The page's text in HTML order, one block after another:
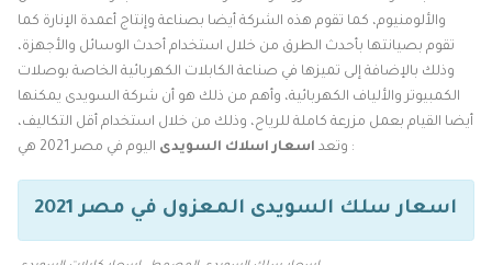
والألومنيوم، كما تقوم هذه الشركة أيضا بصناعة وإنتاج أعمدة الإنارة كما
تقوم بصيانتها بأحدث الطرق من خلال استخدام أحدث الوسائل والأجهزة،
وذلك بالإضافة إلى تميزها في صناعة الكابلات الكهربائية الخاصة بوصلات
الكمبيوتر والألياف الكهربائية، وأهم من ذلك هو أن شركة السويدى يمكنها
أيضا القيام بعمل مزرعة كاملة للرياح، وذلك من خلال استخدام أقل التكاليف،
وتعد اسعار اسلاك السويدى اليوم في مصر 2021 هي :
اسعار سلك السويدى المعزول في مصر 2021